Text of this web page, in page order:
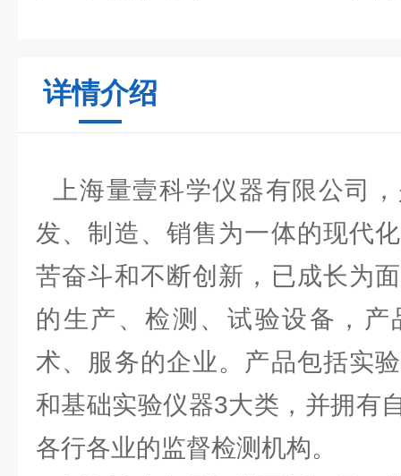
详情介绍
上海量壹科学仪器有限公司
发、制造、销售为一体的现代
苦奋斗和不断创新，已成长为
的生产、检测、试验设备，
术、服务的企业。产品包括实
和基础实验仪器3大类，并拥有
各行各业的监督检测机构。